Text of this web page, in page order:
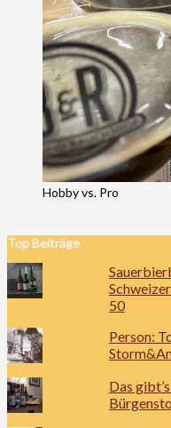
Hobby vs. Pro
Top Beiträge
50
Person:
Das